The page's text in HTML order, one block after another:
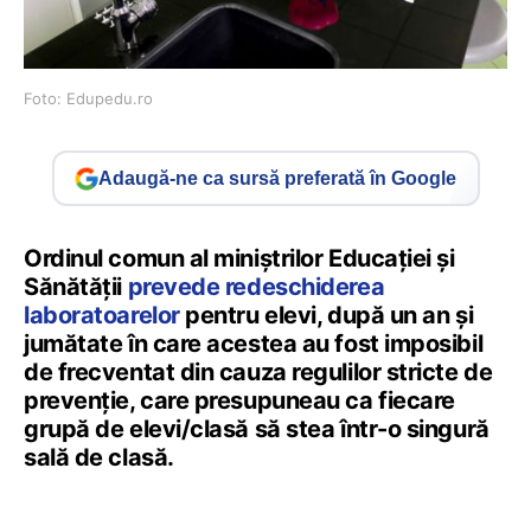
Foto: Edupedu.ro
Adaugă-ne ca sursă preferată în Google
Ordinul comun al miniștrilor Educației și
Sănătății prevede redeschiderea
laboratoarelorpentru elevi, după un an și
jumătate în care acestea au fost imposibil
de frecventat din cauza regulilor stricte de
prevenție, care presupuneau ca fiecare
grupă de elevi/clasă să stea într-o singură
sală de clasă.